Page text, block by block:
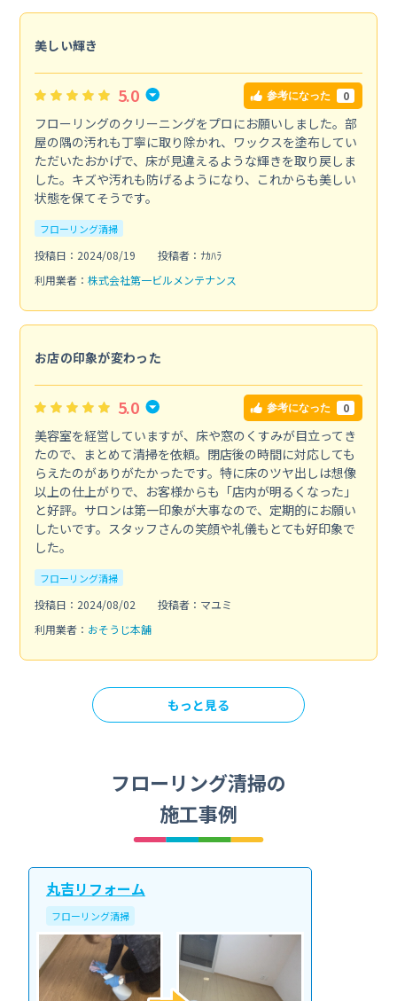
美しい輝き
5.0 参考になった 0
フローリングのクリーニングをプロにお願いしました。部
屋の隅の汚れも丁寧に取り除かれ、ワックスを塗布してい
ただいたおかげで、床が見違えるような輝きを取り戻しま
した。キズや汚れも防げるようになり、これからも美しい
状態を保てそうです。
フローリング清掃
投稿日：2024/08/19
投稿者：ﾅｶﾊﾗ
利用業者： 株式会社第一ビルメンテナンス
お店の印象が変わった
5.0 参考になった 0
美容室を経営していますが、床や窓のくすみが目立ってき
たので、まとめて清掃を依頼。閉店後の時間に対応しても
らえたのがありがたかったです。特に床のツヤ出しは想像
以上の仕上がりで、お客様からも「店内が明るくなった」
と好評。サロンは第一印象が大事なので、定期的にお願い
したいです。スタッフさんの笑顔や礼儀もとても好印象で
した。
フローリング清掃
投稿日：2024/08/02
投稿者：マユミ
利用業者： おそうじ本舗
もっと見る
フローリング清掃の
施工事例
丸吉リフォーム
フローリング清掃